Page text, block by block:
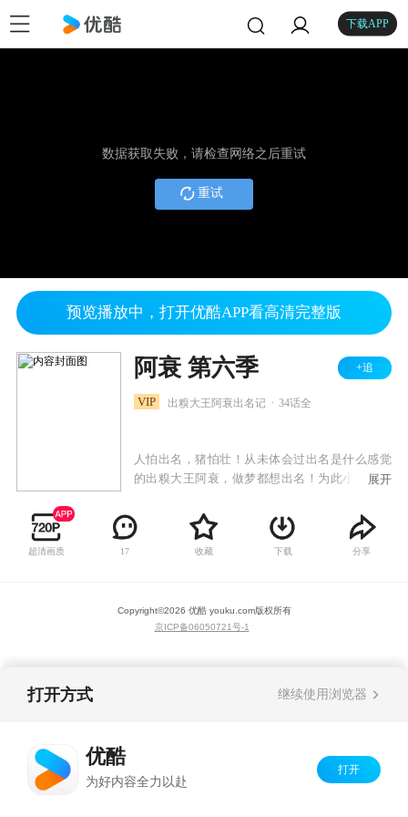
下载APP
数据获取失败，请检查网络之后重试
重试
预览播放中，打开优酷APP看高清完整版
阿衰 第六季 +追
VIP 出糗大王阿衰出名记 34话全
人怕出名，猪怕壮！从未体会过出名是什么感觉
的出糗大王阿衰，做梦都想出名！为此小衰衰敢
用纯洁的小心灵来感动世界，总能成为万人迷！
才高八斗大脸妹，运动健将小冲，腰缠万贯庄
库，教书育人金老师纷纷跳出表示不服，谁都能
而感动的搞笑故事。
展开
超清画质 17 收藏 下载 分享
Copyright©2026 优酷 youku.com版权所有
京ICP备06050721号-1
打开方式 继续使用浏览器
优酷
为好内容全力以赴
打开